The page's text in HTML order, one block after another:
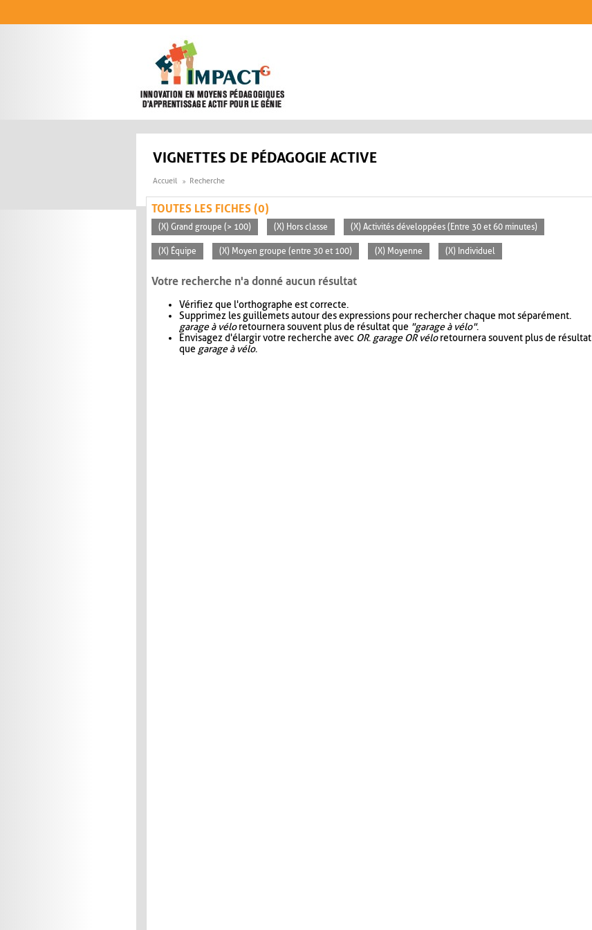
VIGNETTES DE PÉDAGOGIE ACTIVE
Accueil Recherche
TOUTES LES FICHES (0)
(X) Grand groupe (> 100) (X) Hors classe (X) Activités développées (Entre 30 et 60 minutes)
(X) Équipe (X) Moyen groupe (entre 30 et 100) (X) Moyenne (X) Individuel
Votre recherche n'a donné aucun résultat
Vérifiez que l'orthographe est correcte.
Supprimez les guillemets autour des expressions pour rechercher chaque mot séparément.
garage à véloretournera souvent plus de résultat que "garage à vélo".
Envisagez d'élargir votre recherche avec OR. garage OR véloretournera souvent plus de résultat
que garage à vélo.